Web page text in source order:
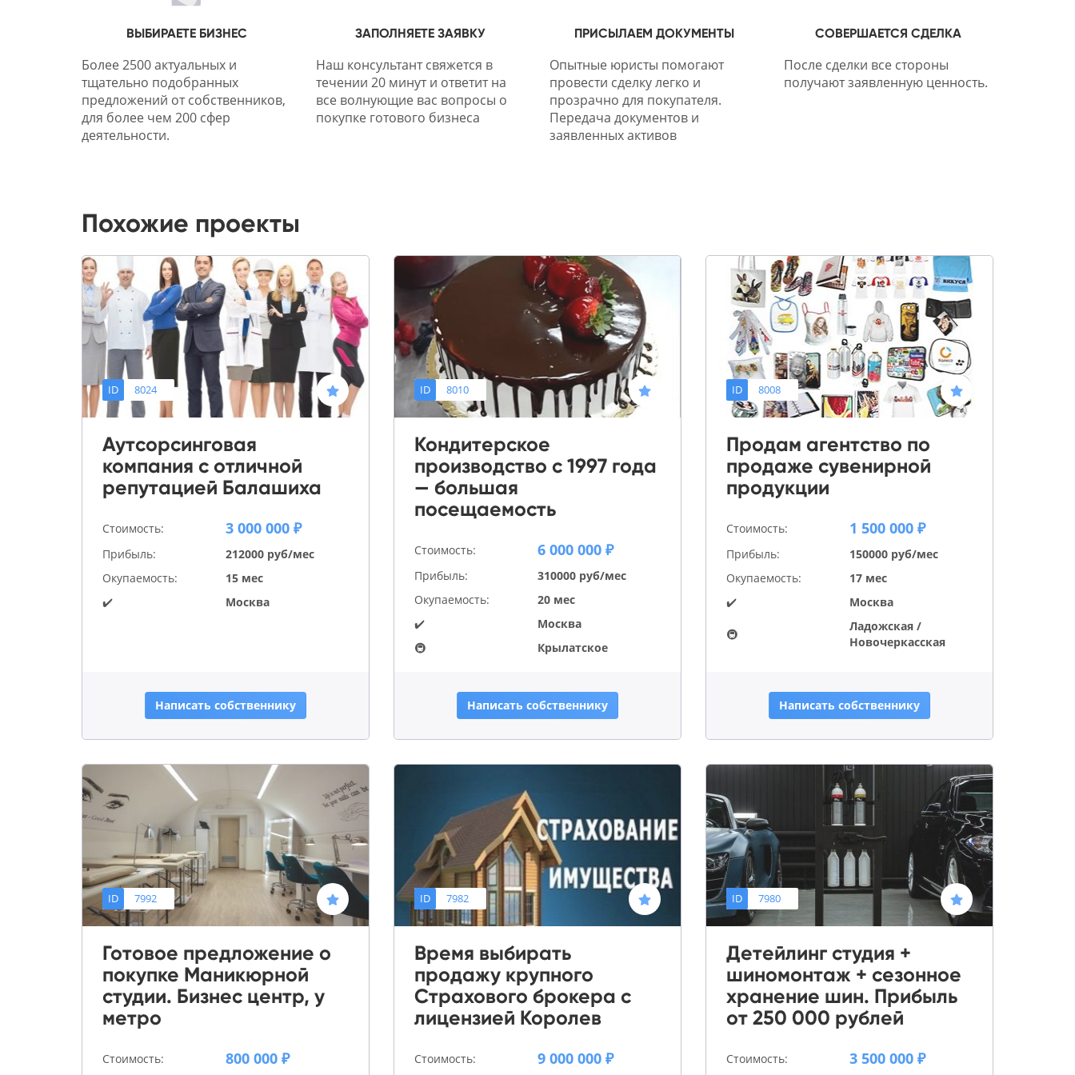
ВЫБИРАЕТЕ БИЗНЕС
Более 2500 актуальных и
тщательно подобранных
предложений от собственников,
для более чем 200 сфер
деятельности.
ЗАПОЛНЯЕТЕ ЗАЯВКУ
Наш консультант свяжется в
течении 20 минут и ответит на
все волнующие вас вопросы о
покупке готового бизнеса
ПРИСЫЛАЕМ ДОКУМЕНТЫ
Опытные юристы помогают
провести сделку легко и
прозрачно для покупателя.
Передача документов и
заявленных активов
СОВЕРШАЕТСЯ СДЕЛКА
После сделки все стороны
получают заявленную ценность.
Похожие проекты
ID 8024
Аутсорсинговая
компания с отличной
репутацией Балашиха
Стоимость: 3 000 000 ₽
Прибыль:
212000 руб/мес
Окупаемость:
15 мес
✔️
Москва
Написать собственнику
ID 8010
Кондитерское
производство с 1997 года
— большая
посещаемость
Стоимость: 6 000 000 ₽
Прибыль:
310000 руб/мес
Окупаемость:
20 мес
✔️
Москва
🚇
Крылатское
Написать собственнику
ID 8008
Продам агентство по
продаже сувенирной
продукции
Стоимость: 1 500 000 ₽
Прибыль:
150000 руб/мес
Окупаемость:
17 мес
✔️
Москва
🚇
Ладожская /
Новочеркасская
Написать собственнику
ID 7992
Готовое предложение о
покупке Маникюрной
студии. Бизнес центр, у
метро
Стоимость: 800 000 ₽
ID 7982
Время выбирать
продажу крупного
Страхового брокера с
лицензией Королев
Стоимость: 9 000 000 ₽
ID 7980
Детейлинг студия +
шиномонтаж + сезонное
хранение шин. Прибыль
от 250 000 рублей
Стоимость: 3 500 000 ₽